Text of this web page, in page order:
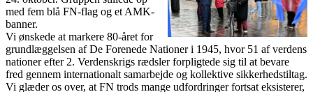
med fem blå FN-flag og et AMK-
banner.
Vi ønskede at markere 80-året for
grundlæggelsen af De Forenede Nationer i 1945, hvor 51 af verdens
nationer efter 2. Verdenskrigs rædsler forpligtede sig til at bevare
fred gennem internationalt samarbejde og kollektive sikkerhedstiltag.
Vi glæder os over, at FN trods mange udfordringer fortsat eksisterer,